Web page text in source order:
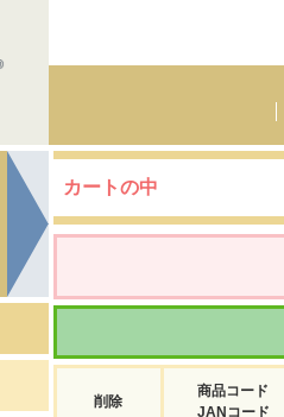
カートの中
削除
商品コード
JANコード